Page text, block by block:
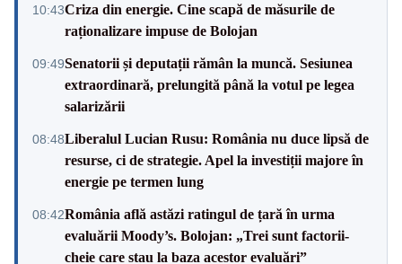
10:43Criza din energie. Cine scapă de măsurile de
raționalizare impuse de Bolojan
09:49Senatorii și deputații rămân la muncă. Sesiunea
extraordinară, prelungită până la votul pe legea
salarizării
08:48Liberalul Lucian Rusu: România nu duce lipsă de
resurse, ci de strategie. Apel la investiții majore în
energie pe termen lung
08:42România află astăzi ratingul de țară în urma
evaluării Moody’s. Bolojan: „Trei sunt factorii-
cheie care stau la baza acestor evaluări”